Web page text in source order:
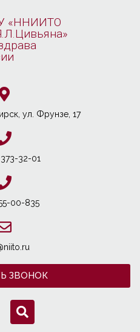
«ННИИТО
ул. Фрунзе, 17
373-32-01
00-835
ЗВОНОК